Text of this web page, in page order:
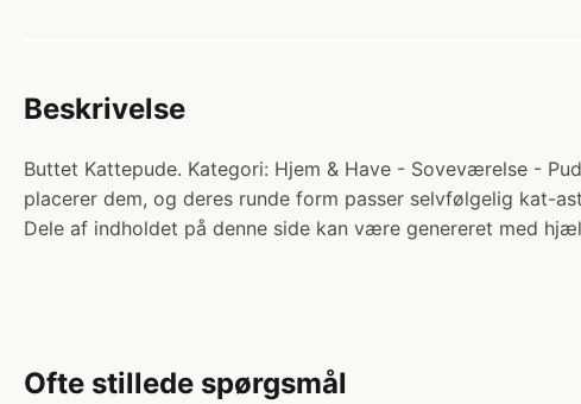
Beskrivelse
Buttet Kattepude. Kategori: Hjem & Have - Soveværelse -
placerer dem, og deres runde form passer selvfølgelig kat-
Dele af indholdet på denne side kan være genereret med
Ofte stillede spørgsmål